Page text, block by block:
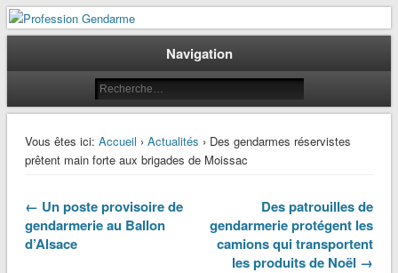
Profession Gendarme
Le journal des gendarmes
Navigation
Vous êtes ici: Accueil › Actualités › Des gendarmes réservistes
prêtent main forte aux brigades de Moissac
← Un poste provisoire de
gendarmerie au Ballon
d’Alsace
Des patrouilles de
gendarmerie protégent les
camions qui transportent
les produits de Noël →